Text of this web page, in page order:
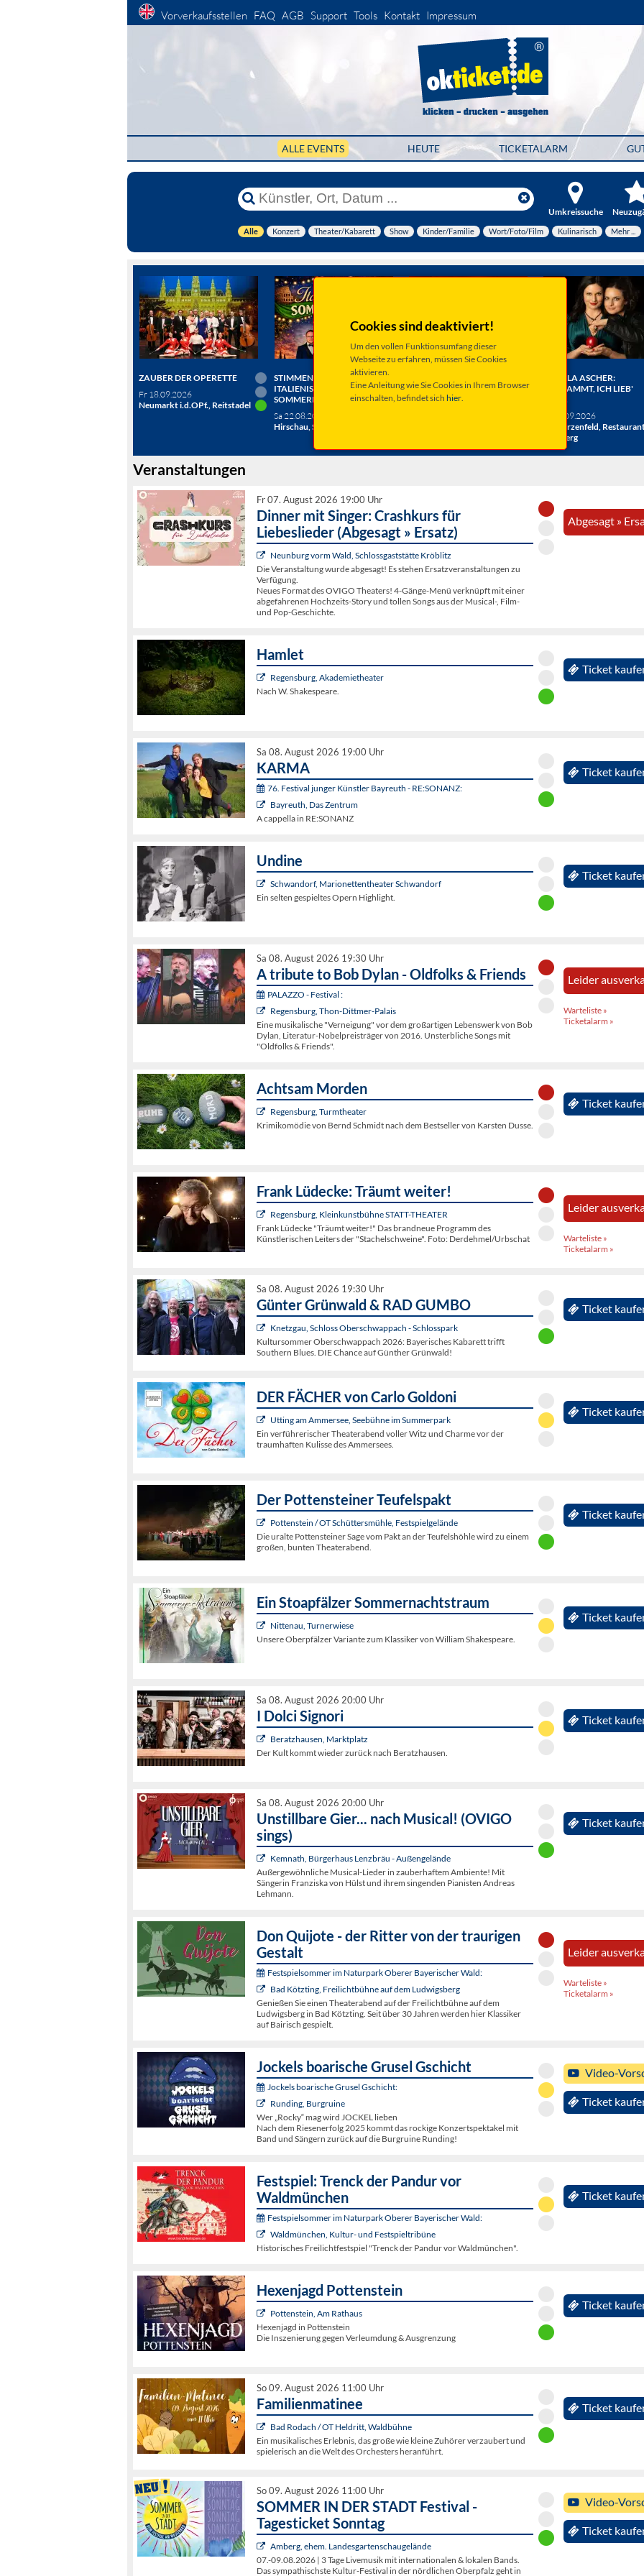
Vorverkaufsstellen FAQ AGB Support Tools Kontakt Impressum
ALLE EVENTS HEUTE TICKETALARM
Umkreissuche
Alle Konzert Theater/Kabarett Show Kinder/Familie Wort/Foto/Film Kulinarisch Mehr ...
Cookies sind deaktiviert!
Um den vollen Funktionsumfang dieser
Webseite zu erfahren, müssen Sie Cookies
aktivieren.
Eine Anleitung wie Sie Cookies in Ihrem Browser
einschalten, befindet sich hier.
ZAUBER DER OPERETTE
Fr 18.09.2026
Neumarkt i.d.OPf., Reitstadel
STIMMEN DER BERGE:
ITALIENISCHE
SOMMERNACHT
Sa 22.08.2026
Hirschau, Schlosshof
DAS JUBILÄUMSKONZERT
verschiedene Termine
ANGELA ASCHER:
VERDAMMT, ICH LIEB'
Sa 19.09.2026
Schwarzenfeld,
Miesberg
Veranstaltungen
Fr 07. August 2026 19:00 Uhr
Dinner mit Singer: Crashkurs für
Liebeslieder (Abgesagt » Ersatz)
Neunburg vorm Wald, Schlossgaststätte Kröblitz
Die Veranstaltung wurde abgesagt! Es stehen Ersatzveranstaltungen zu
Verfügung.
Neues Format des OVIGO Theaters! 4-Gänge-Menü verknüpft mit einer
abgefahrenen Hochzeits-Story und tollen Songs aus der Musical-, Film-
und Pop-Geschichte.
Abgesagt »
Hamlet
Regensburg, Akademietheater
Nach W. Shakespeare.
Ticket
Sa 08. August 2026 19:00 Uhr
KARMA
76. Festival junger Künstler Bayreuth - RE:SONANZ:
Bayreuth, Das Zentrum
A cappella in RE:SONANZ
Ticket
Undine
Schwandorf, Marionettentheater Schwandorf
Ein selten gespieltes Opern Highlight.
Ticket
Sa 08. August 2026 19:30 Uhr
A tribute to Bob Dylan - Oldfolks & Friends
PALAZZO - Festival :
Regensburg, Thon-Dittmer-Palais
Eine musikalische "Verneigung" vor dem großartigen Lebenswerk von Bob
Dylan, Literatur-Nobelpreisträger von 2016. Unsterbliche Songs mit
"Oldfolks & Friends".
Leider
Warteliste »
Ticketalarm »
Achtsam Morden
Regensburg, Turmtheater
Krimikomödie von Bernd Schmidt nach dem Bestseller von Karsten Dusse.
Ticket
Frank Lüdecke: Träumt weiter!
Regensburg, Kleinkunstbühne STATT-THEATER
Frank Lüdecke "Träumt weiter!" Das brandneue Programm des
Künstlerischen Leiters der "Stachelschweine". Foto: Derdehmel/Urbschat
Leider
Warteliste »
Ticketalarm »
Sa 08. August 2026 19:30 Uhr
Günter Grünwald & RAD GUMBO
Knetzgau, Schloss Oberschwappach - Schlosspark
Kultursommer Oberschwappach 2026: Bayerisches Kabarett trifft
Southern Blues. DIE Chance auf Günther Grünwald!
Ticket
DER FÄCHER von Carlo Goldoni
Utting am Ammersee, Seebühne im Summerpark
Ein verführerischer Theaterabend voller Witz und Charme vor der
traumhaften Kulisse des Ammersees.
Ticket
Der Pottensteiner Teufelspakt
Pottenstein / OT Schüttersmühle, Festspielgelände
Die uralte Pottensteiner Sage vom Pakt an der Teufelshöhle wird zu einem
großen, bunten Theaterabend.
Ticket
Ein Stoapfälzer Sommernachtstraum
Nittenau, Turnerwiese
Unsere Oberpfälzer Variante zum Klassiker von William Shakespeare.
Ticket
Sa 08. August 2026 20:00 Uhr
I Dolci Signori
Beratzhausen, Marktplatz
Der Kult kommt wieder zurück nach Beratzhausen.
Ticket
Sa 08. August 2026 20:00 Uhr
Unstillbare Gier... nach Musical! (OVIGO
sings)
Kemnath, Bürgerhaus Lenzbräu - Außengelände
Außergewöhnliche Musical-Lieder in zauberhaftem Ambiente! Mit
Sängerin Franziska von Hülst und ihrem singenden Pianisten Andreas
Lehmann.
Ticket
Don Quijote - der Ritter von der traurigen
Gestalt
Festspielsommer im Naturpark Oberer Bayerischer Wald:
Bad Kötzting, Freilichtbühne auf dem Ludwigsberg
Genießen Sie einen Theaterabend auf der Freilichtbühne auf dem
Ludwigsberg in Bad Kötzting. Seit über 30 Jahren werden hier Klassiker
auf Bairisch gespielt.
Leider
Warteliste »
Ticketalarm »
Jockels boarische Grusel Gschicht
Jockels boarische Grusel Gschicht:
Runding, Burgruine
Wer „Rocky“ mag wird JOCKEL lieben
Nach dem Riesenerfolg 2025 kommt das rockige Konzertspektakel mit
Band und Sängern zurück auf die Burgruine Runding!
Video-
Ticket
Festspiel: Trenck der Pandur vor
Waldmünchen
Festspielsommer im Naturpark Oberer Bayerischer Wald:
Waldmünchen, Kultur- und Festspieltribüne
Historisches Freilichtfestspiel "Trenck der Pandur vor Waldmünchen".
Ticket
Hexenjagd Pottenstein
Pottenstein, Am Rathaus
Hexenjagd in Pottenstein
Die Inszenierung gegen Verleumdung & Ausgrenzung
Ticket
So 09. August 2026 11:00 Uhr
Familienmatinee
Bad Rodach / OT Heldritt, Waldbühne
Ein musikalisches Erlebnis, das große wie kleine Zuhörer verzaubert und
spielerisch an die Welt des Orchesters heranführt.
Ticket
So 09. August 2026 11:00 Uhr
SOMMER IN DER STADT Festival -
Tagesticket Sonntag
Amberg, ehem. Landesgartenschaugelände
07.-09.08.2026 | 3 Tage Livemusik mit internationalen & lokalen Bands.
Das sympathischste Kultur-Festival in der nördlichen Oberpfalz geht in
Video-
Ticket